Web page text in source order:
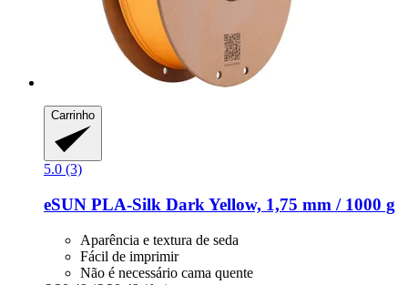
Carrinho
5.0 (3)
eSUN PLA-​Silk Dark Yellow, 1,75 mm / 1000 g
Aparência e textura de seda
Fácil de imprimir
Não é necessário cama quente